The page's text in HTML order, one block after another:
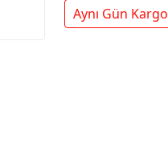
Aynı Gün Kargo